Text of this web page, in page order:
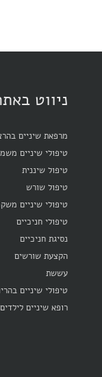
ניווט
מרפאת שיניים
טיפולי שיניים
טיפול שיננית
טיפול שורש
טיפולי שיניים
טיפולי חניכיים
נסיגת חניכיים
הקצעת שורשים
עששת
טיפולי שיניים
רופא שיניים לילדים